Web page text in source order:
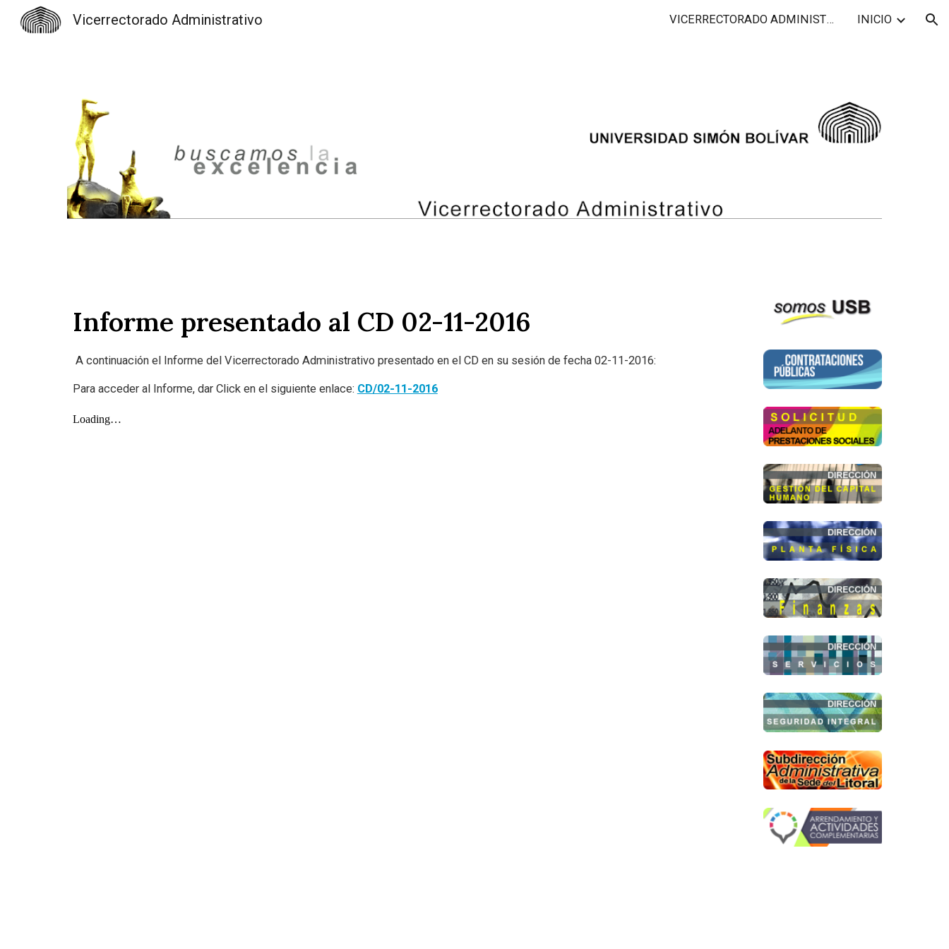
Vicerrectorado Administrativo VICERRECTORADO ADMINISTRATIVO INICIO
Informe presentado al CD 02-11-2016
A continuación el Informe del Vicerrectorado Administrativo presentado en el CD en su sesión de fecha 02-11-2016:
Para acceder al Informe, dar Click en el siguiente enlace: CD/02-11-2016